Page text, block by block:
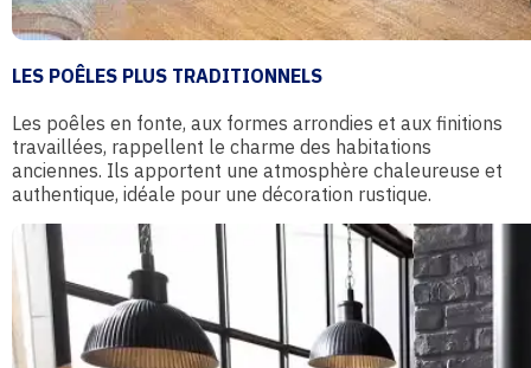
LES POÊLES PLUS TRADITIONNELS
Les poêles en fonte, aux formes arrondies et aux finitions
travaillées, rappellent le charme des habitations
anciennes. Ils apportent une atmosphère chaleureuse et
authentique, idéale pour une décoration rustique.